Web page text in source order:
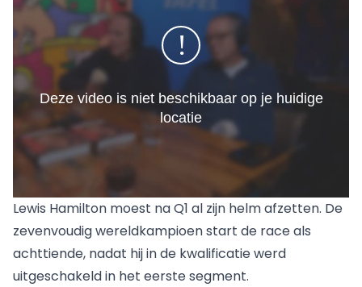
Lewis Hamilton moest na Q1 al zijn helm afzetten. De
zevenvoudig wereldkampioen start de race als
achttiende, nadat hij in de kwalificatie werd
uitgeschakeld in het eerste segment.